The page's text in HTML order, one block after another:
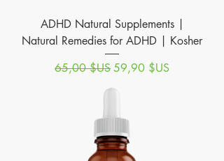
ADHD Natural Supplements |
Natural Remedies for ADHD | Kosher
Prix original
65,00 $USPrix promotionnel
59,90 $US